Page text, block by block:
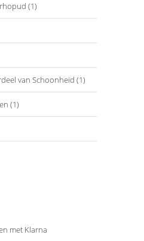
(1)
van Schoonheid (1)
(1)
met Klarna